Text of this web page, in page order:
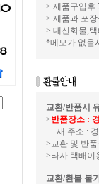
> 제품구입후
> 제품과 포
> 대신화물,
*메모가 없을
교환/반품시
>반품장소 :
새 주소 : 경
>교환 및 반
>타사 택배이
교환/환불 불